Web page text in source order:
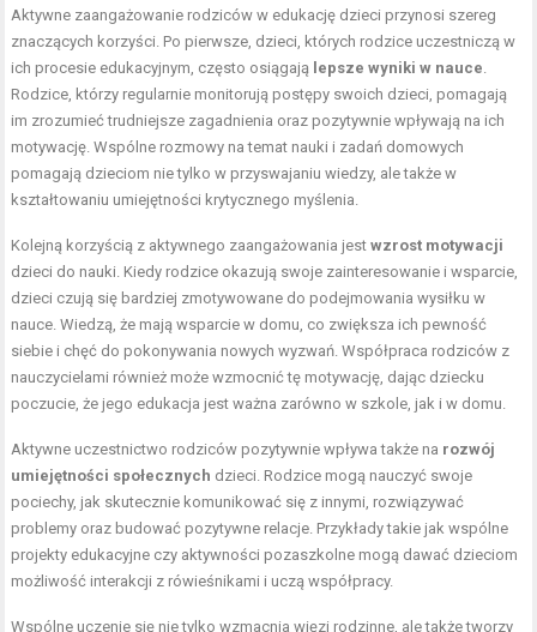
Aktywne zaangażowanie rodziców w edukację dzieci przynosi szereg
znaczących korzyści. Po pierwsze, dzieci, których rodzice uczestniczą w
ich procesie edukacyjnym, często osiągają lepsze wyniki w nauce
Rodzice, którzy regularnie monitorują postępy swoich dzieci, pomagają
im zrozumieć trudniejsze zagadnienia oraz pozytywnie wpływają na ich
motywację. Wspólne rozmowy na temat nauki i zadań domowych
pomagają dzieciom nie tylko w przyswajaniu wiedzy, ale także w
kształtowaniu umiejętności krytycznego myślenia.
Kolejną korzyścią z aktywnego zaangażowania jestwzrost motywacji
dzieci do nauki. Kiedy rodzice okazują swoje zainteresowanie i wsparcie,
dzieci czują się bardziej zmotywowane do podejmowania wysiłku w
nauce. Wiedzą, że mają wsparcie w domu, co zwiększa ich pewność
siebie i chęć do pokonywania nowych wyzwań. Współpraca rodziców z
nauczycielami również może wzmocnić tę motywację, dając dziecku
poczucie, że jego edukacja jest ważna zarówno w szkole, jak i w domu.
Aktywne uczestnictwo rodziców pozytywnie wpływa także na rozwój
umiejętności społecznych dzieci. Rodzice mogą nauczyć swoje
pociechy, jak skutecznie komunikować się z innymi, rozwiązywać
problemy oraz budować pozytywne relacje. Przykłady takie jak wspólne
projekty edukacyjne czy aktywności pozaszkolne mogą dawać dzieciom
możliwość interakcji z rówieśnikami i uczą współpracy.
Wspólne uczenie się nie tylko wzmacnia więzi rodzinne, ale także tworzy